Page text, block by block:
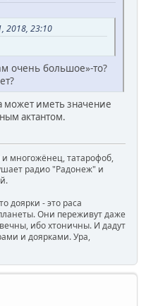
23:10
очень большое»-то?
может иметь значение
актантом.
многожёнец, татарофоб,
радио "Радонеж" и
доярки - это раса
Они переживут даже
ибо хтоничны. И дадут
и доярками. Ура,